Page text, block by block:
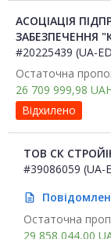
АСОЦІАЦІЯ
ЗАБЕЗПЕЧЕННЯ
#20225439 (UA-
Остаточна
26 709 999,98
Відхилено
ТОВ СК
#39086059 (UA-
description
Остаточна
29 858 044,00